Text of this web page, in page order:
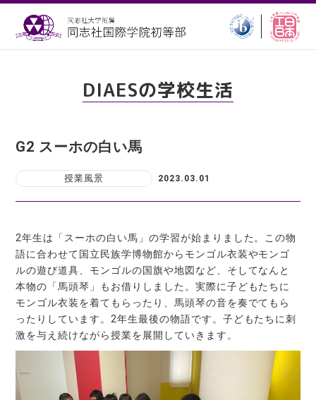
DIAESの学校生活
G2 スーホの白い馬
授業風景 2023.03.01
2年生は「スーホの白い馬」の学習が始まりました。この物
語に合わせて国立民族学博物館からモンゴル衣装やモンゴ
ルの遊び道具、モンゴルの国旗や地図など、そしてなんと
本物の「馬頭琴」もお借りしました。実際に子どもたちに
モンゴル衣装を着てもらったり、馬頭琴の音を奏でてもら
ったりしています。2年生最後の物語です。子どもたちに刺
激を与え続けながら授業を展開していきます。